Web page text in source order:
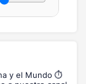
y el Mundo ⏱️